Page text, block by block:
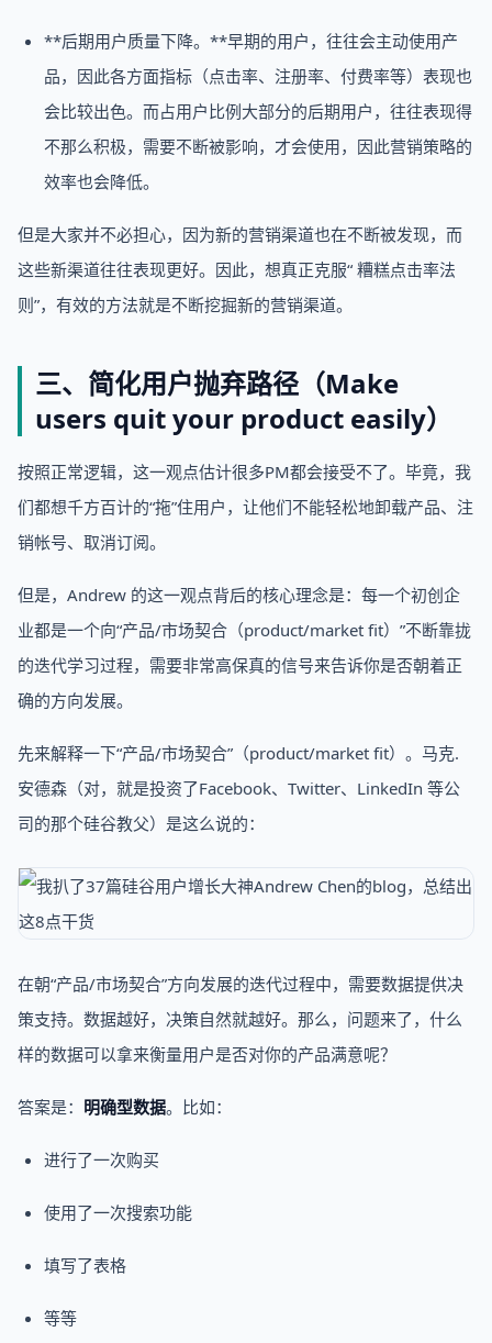
**后期用户质量下降。**早期的用户，往往会主动使用产
品，因此各方面指标（点击率、注册率、付费率等）表现也
会比较出色。而占用户比例大部分的后期用户，往往表现得
不那么积极，需要不断被影响，才会使用，因此营销策略的
效率也会降低。
但是大家并不必担心，因为新的营销渠道也在不断被发现，而
这些新渠道往往表现更好。因此，想真正克服“ 糟糕点击率法
则”，有效的方法就是不断挖掘新的营销渠道。
三、简化用户抛弃路径（Make
users quit your product easily）
按照正常逻辑，这一观点估计很多PM都会接受不了。毕竟，我
们都想千方百计的“拖”住用户，让他们不能轻松地卸载产品、注
销帐号、取消订阅。
但是，Andrew 的这一观点背后的核心理念是：每一个初创企
业都是一个向“产品/市场契合（product/market fit）”不断靠拢
的迭代学习过程，需要非常高保真的信号来告诉你是否朝着正
确的方向发展。
先来解释一下“产品/市场契合”（product/market fit）。马克.
安德森（对，就是投资了Facebook、Twitter、LinkedIn 等公
司的那个硅谷教父）是这么说的：
在朝“产品/市场契合”方向发展的迭代过程中，需要数据提供决
策支持。数据越好，决策自然就越好。那么，问题来了，什么
样的数据可以拿来衡量用户是否对你的产品满意呢？
答案是： 明确型数据。比如：
进行了一次购买
使用了一次搜索功能
填写了表格
等等